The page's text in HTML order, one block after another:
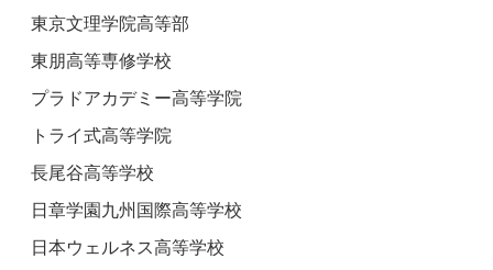
東京文理学院高等部
東朋高等専修学校
プラドアカデミー高等学院
トライ式高等学院
長尾谷高等学校
日章学園九州国際高等学校
日本ウェルネス高等学校